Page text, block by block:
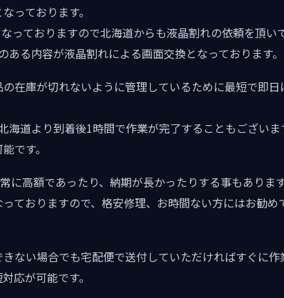
っております。
っておりますので北海道からも液晶割れの依頼を頂い
る内容が液晶割れによる画面交換となっております。
在庫が切れないように管理しているために最短で即
海道より到着後1時間で作業が完了することもござい
です。
に高額であったり、納期が長かったりする事もありま
ておりますので、格安修理、お時間ない方にはお勧め
ない場合でも宅配便で送付していただければすぐに
応が可能です。